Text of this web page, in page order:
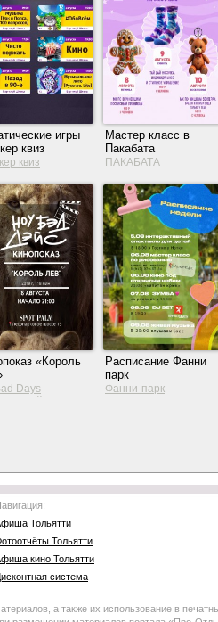
игры
квиз
квиз
Мастер класс в
Пакабата
ПАКАБАТА
«Король
Days
пляж
Расписание Фанни
парк
Фанни-парк
Тольятти
Тольятти
кино Тольятти
система
а также их использование в